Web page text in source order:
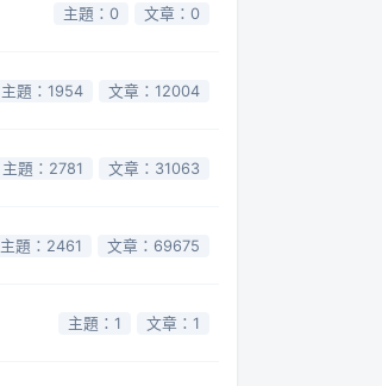
主題：0 文章：0
主題：1954 文章：12004
主題：2781 文章：31063
主題：2461 文章：69675
主題：1 文章：1